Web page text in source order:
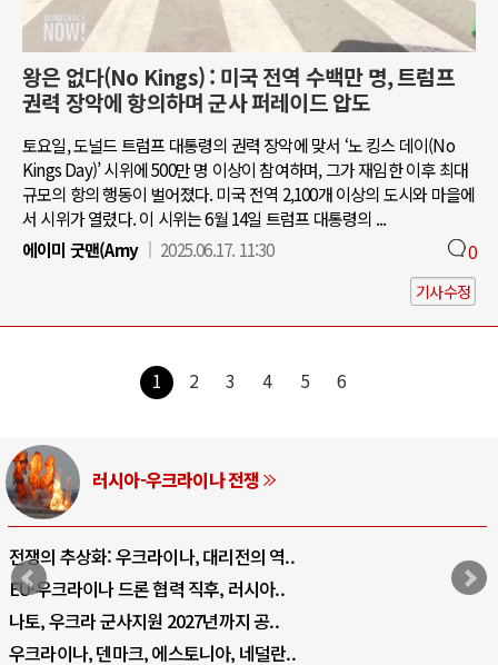
왕은 없다(No Kings) : 미국 전역 수백만 명, 트럼프
권력 장악에 항의하며 군사 퍼레이드 압도
토요일, 도널드 트럼프 대통령의 권력 장악에 맞서 ‘노 킹스 데이(No
Kings Day)’ 시위에 500만 명 이상이 참여하며, 그가 재임한 이후 최대
규모의 항의 행동이 벌어졌다. 미국 전역 2,100개 이상의 도시와 마을에
서 시위가 열렸다. 이 시위는 6월 14일 트럼프 대통령의 ...
에이미 굿맨(Amy
2025.06.17. 11:30 0
기사수정
1 2 3 4 5 6
러시아-우크라이나 전쟁
전쟁의 추상화: 우크라이나, 대리전의 역..
EU·우크라이나 드론 협력 직후, 러시아..
나토, 우크라 군사지원 2027년까지 공..
우크라이나, 덴마크, 에스토니아, 네덜란..